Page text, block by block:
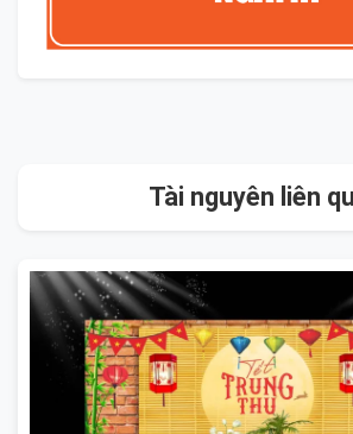
Tài nguyên liên